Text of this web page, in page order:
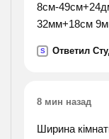
8см-
32мм+18см
придумал ,а
сколько
них
S Ответил
8 мин назад
Ширина